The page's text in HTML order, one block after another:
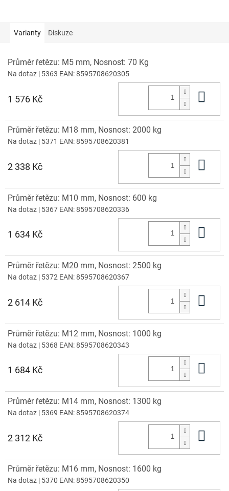
Varianty Diskuze
Průměr řetězu: M5 mm, Nosnost: 70 Kg
Na dotaz | 5363 EAN:8595708620305
1 576 Kč
Průměr řetězu: M18 mm, Nosnost: 2000 kg
Na dotaz | 5371 EAN:8595708620381
2 338 Kč
Průměr řetězu: M10 mm, Nosnost: 600 kg
Na dotaz | 5367 EAN:8595708620336
1 634 Kč
Průměr řetězu: M20 mm, Nosnost: 2500 kg
Na dotaz | 5372 EAN:8595708620367
2 614 Kč
Průměr řetězu: M12 mm, Nosnost: 1000 kg
Na dotaz | 5368 EAN:8595708620343
1 684 Kč
Průměr řetězu: M14 mm, Nosnost: 1300 kg
Na dotaz | 5369 EAN:8595708620374
2 312 Kč
Průměr řetězu: M16 mm, Nosnost: 1600 kg
Na dotaz | 5370 EAN:8595708620350